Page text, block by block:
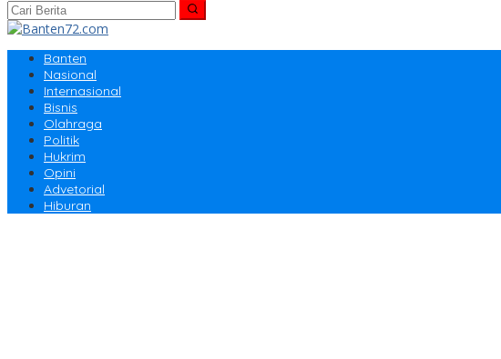
Banten
Nasional
Internasional
Bisnis
Olahraga
Politik
Hukrim
Opini
Advetorial
Hiburan